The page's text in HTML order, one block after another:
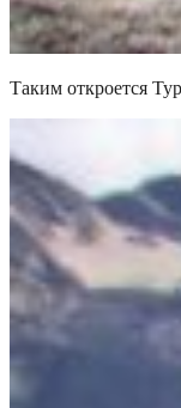
Таким откроется